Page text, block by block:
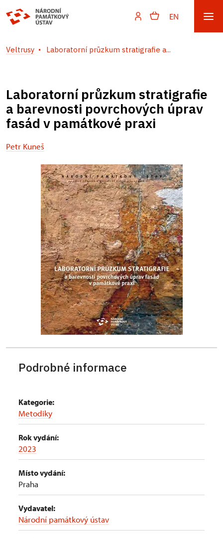
EN
Veltrusy Laboratorní průzkum stratigrafie a...
Laboratorní průzkum stratigrafie
a barevnosti povrchových úprav
fasád v památkové praxi
Petr Kuneš
Podrobné informace
Kategorie:
Metodiky
Rok vydání:
2023
Místo vydání:
Praha
Vydavatel:
Národní památkový ústav